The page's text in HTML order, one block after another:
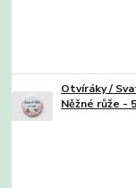
Otvíráky /
Něžné růže -